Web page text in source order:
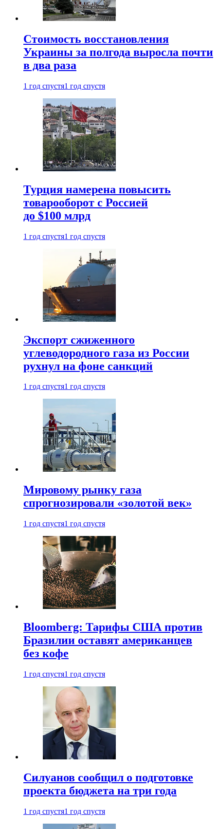
Стоимость восстановления
Украины за полгода выросла почти
в два раза
1 год спустя1 год спустя
Турция намерена повысить
товарооборот с Россией
до $100 млрд
1 год спустя1 год спустя
Экспорт сжиженного
углеводородного газа из России
рухнул на фоне санкций
1 год спустя1 год спустя
Мировому рынку газа
спрогнозировали «золотой век»
1 год спустя1 год спустя
Bloomberg: Тарифы США против
Бразилии оставят американцев
без кофе
1 год спустя1 год спустя
Силуанов сообщил о подготовке
проекта бюджета на три года
1 год спустя1 год спустя